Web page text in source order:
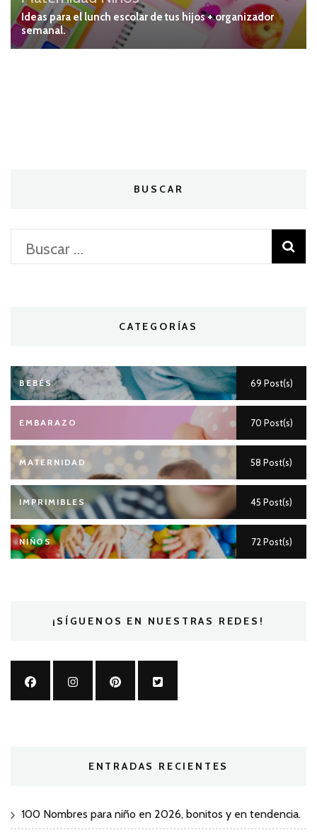
Ideas para el lunch escolar de tus hijos + organizador
semanal.
BUSCAR
Buscar:
CATEGORÍAS
BEBÉS 69 Post(s)
EMBARAZO 70 Post(s)
MATERNIDAD 58 Post(s)
IMPRIMIBLES 45 Post(s)
NIÑOS 72 Post(s)
¡SÍGUENOS EN NUESTRAS REDES!
ENTRADAS RECIENTES
100 Nombres para niño en 2026, bonitos y en tendencia.